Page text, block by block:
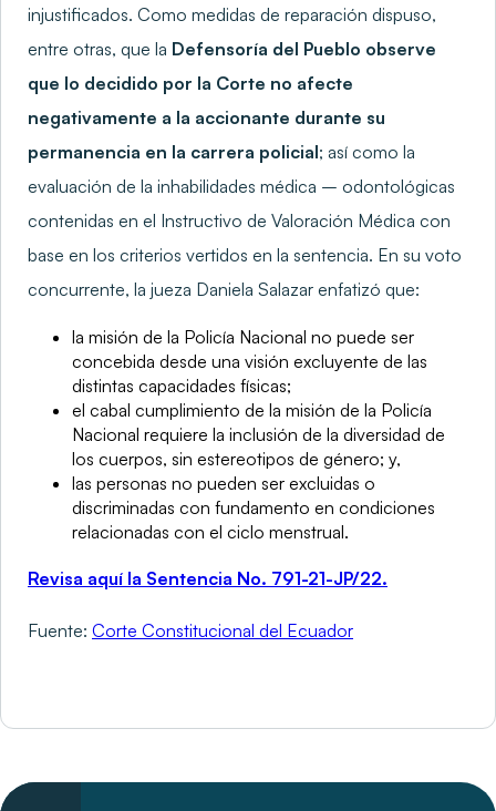
injustificados. Como medidas de reparación dispuso,
entre otras, que la Defensoría del Pueblo observe
que lo decidido por la Corte no afecte
negativamente a la accionante durante su
permanencia en la carrera policial; así como la
evaluación de la inhabilidades médica – odontológicas
contenidas en el Instructivo de Valoración Médica con
base en los criterios vertidos en la sentencia. En su voto
concurrente, la jueza Daniela Salazar enfatizó que:
la misión de la Policía Nacional no puede ser
concebida desde una visión excluyente de las
distintas capacidades físicas;
el cabal cumplimiento de la misión de la Policía
Nacional requiere la inclusión de la diversidad de
los cuerpos, sin estereotipos de género; y,
las personas no pueden ser excluidas o
discriminadas con fundamento en condiciones
relacionadas con el ciclo menstrual.
Revisa aquí la Sentencia No. 791-21-JP/22.
Fuente: Corte Constitucional del Ecuador